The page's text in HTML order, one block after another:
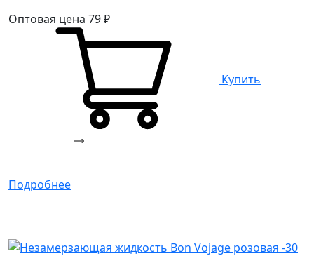
Оптовая цена 79₽
Купить
Подробнее